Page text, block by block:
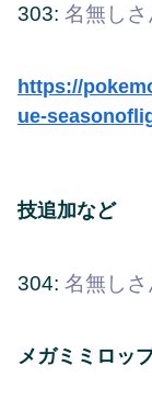
303: 名無しさ
https://
ue-
技追加など
304: 名無しさ
メガミミロッ